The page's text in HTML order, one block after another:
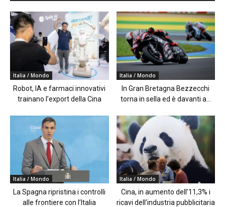
Italia / Mondo
Robot, IA e farmaci innovativi
trainano l’export della Cina
Italia / Mondo
In Gran Bretagna Bezzecchi
torna in sella ed è davanti a...
Italia / Mondo
La Spagna ripristina i controlli
alle frontiere con l’Italia
Italia / Mondo
Cina, in aumento dell’11,3% i
ricavi dell’industria pubblicitaria